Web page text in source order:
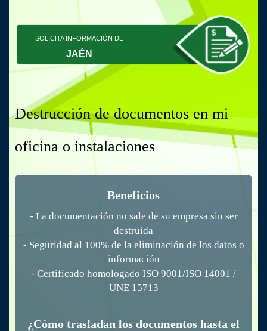
SOLICITA INFORMACIÓN DE
JAÉN
Destrucción de documentos en mi
oficina o instalaciones
Beneficios
- La documentación no sale de su empresa sin ser
destruida
- Seguridad al 100% de la eliminación de los datos o
información
- Certificado homologado ISO 9001/ISO 14001 /
UNE 15713
¿Cómo trasladan los documentos hasta el